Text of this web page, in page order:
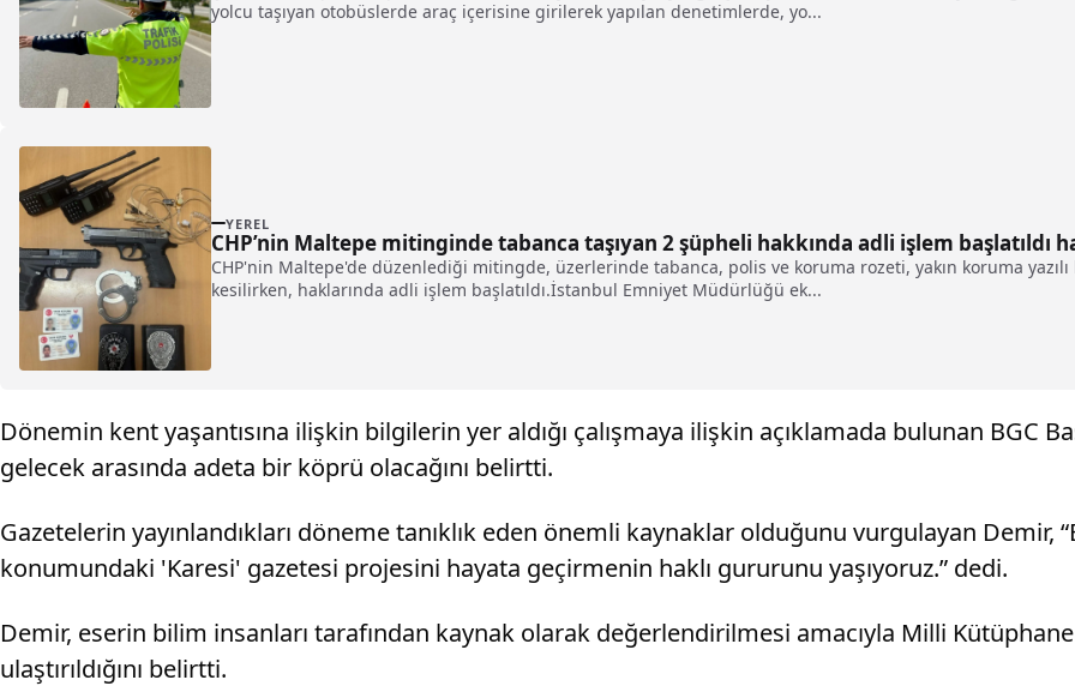
yolcu taşıyan otobüslerde araç içerisine girilerek yapılan denetimlerde, yo...
YEREL
CHP’nin Maltepe mitinginde tabanca taşıyan 2 şüpheli hakkında adli işlem başlatıldı
CHP'nin Maltepe'de düzenlediği mitingde, üzerlerinde tabanca, polis ve koruma rozeti, yakın koruma
kesilirken, haklarında adli işlem başlatıldı.İstanbul Emniyet Müdürlüğü ek...
Dönemin kent yaşantısına ilişkin bilgilerin yer aldığı çalışmaya ilişkin açıklamada bulunan BGC
gelecek arasında adeta bir köprü olacağını belirtti.
Gazetelerin yayınlandıkları döneme tanıklık eden önemli kaynaklar olduğunu vurgulayan Demir,
konumundaki 'Karesi' gazetesi projesini hayata geçirmenin haklı gururunu yaşıyoruz.” dedi.
Demir, eserin bilim insanları tarafından kaynak olarak değerlendirilmesi amacıyla Milli
ulaştırıldığını belirtti.